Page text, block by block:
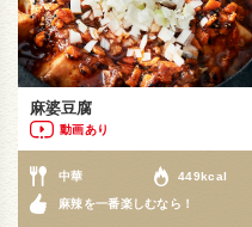
麻婆豆腐
動画あり
中華 449kcal
麻辣を一番楽しむなら！